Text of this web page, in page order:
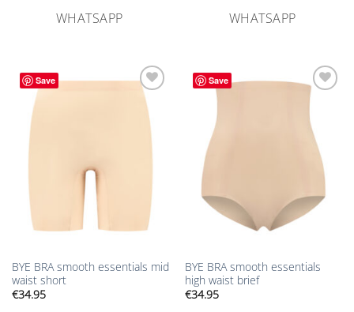
WHATSAPP
WHATSAPP
Save
Aan
verlanglijst
toevoegen
BYE BRA smooth essentials mid
waist short
€34.95
Save
Aan
toevoegen
BYE BRA smooth essentials
high waist brief
€34.95